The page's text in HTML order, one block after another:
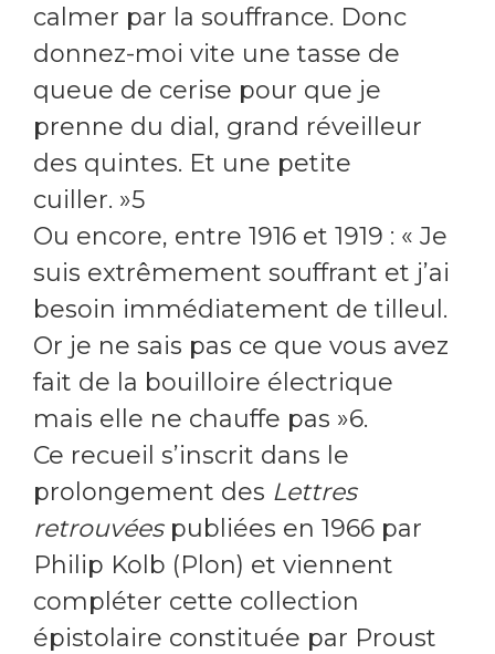
calmer par la souffrance. Donc
donnez-moi vite une tasse de
queue de cerise pour que je
prenne du dial, grand réveilleur
des quintes. Et une petite
cuiller. »5
Ou encore, entre 1916 et 1919 : « Je
suis extrêmement souffrant et j’ai
besoin immédiatement de tilleul.
Or je ne sais pas ce que vous avez
fait de la bouilloire électrique
mais elle ne chauffe pas »6.
Ce recueil s’inscrit dans le
prolongement des Lettres
retrouvéespubliées en 1966 par
Philip Kolb (Plon) et viennent
compléter cette collection
épistolaire constituée par Proust